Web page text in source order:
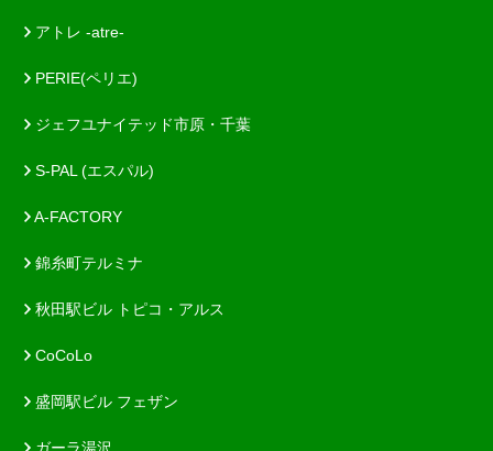
アトレ -atre-
PERIE(ペリエ)
ジェフユナイテッド市原・千葉
S-PAL (エスパル)
A-FACTORY
錦糸町テルミナ
秋田駅ビル トピコ・アルス
CoCoLo
盛岡駅ビル フェザン